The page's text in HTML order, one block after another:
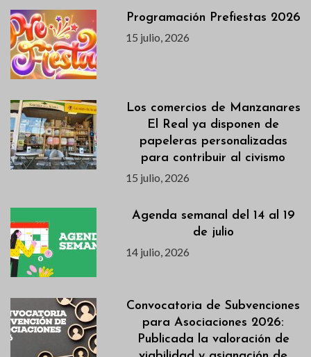
Programación Prefiestas 2026
15 julio, 2026
Los comercios de Manzanares
El Real ya disponen de
papeleras personalizadas
para contribuir al civismo
15 julio, 2026
Agenda semanal del 14 al 19
de julio
14 julio, 2026
Convocatoria de Subvenciones
para Asociaciones 2026:
Publicada la valoración de